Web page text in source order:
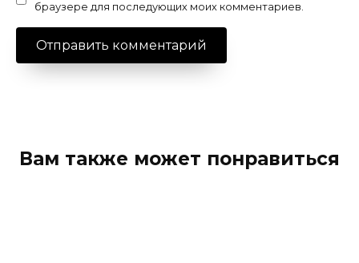
браузере для последующих моих комментариев.
Вам также может понравиться